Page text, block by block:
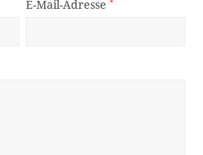
E-Mail-Adresse*